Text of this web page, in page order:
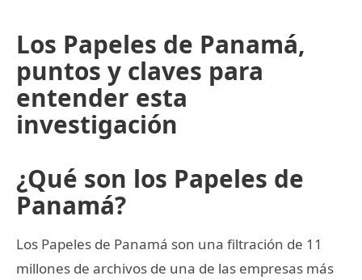
Los Papeles de Panamá,
puntos y claves para
entender esta
investigación
¿Qué son los Papeles de
Panamá?
Los Papeles de Panamá son una filtración de 11
millones de archivos de una de las empresas más